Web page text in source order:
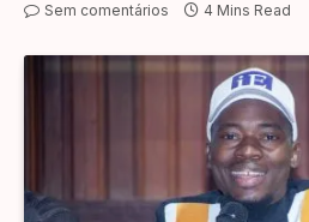
Sem comentários 4 Mins Read